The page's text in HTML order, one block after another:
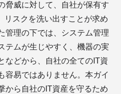
脅威に対して、自社が保有す
リスクを洗い出すことが求め
管理の下では、システム管理
テムが生じやすく、機器の実
などから、自社の全てのIT資
容易ではありません。本ガイ
から自社のIT資産を守るため